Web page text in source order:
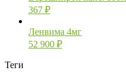
367 ₽
Ленвима 4мг
52 900 ₽
Теги